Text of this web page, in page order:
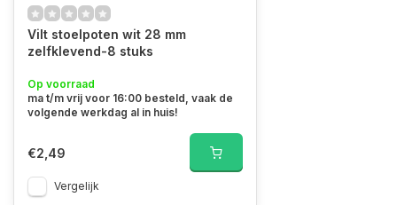
Vilt stoelpoten wit 28 mm
zelfklevend-8 stuks
Op voorraad
ma t/m vrij voor 16:00 besteld, vaak de
volgende werkdag al in huis!
€2,49
Vergelijk